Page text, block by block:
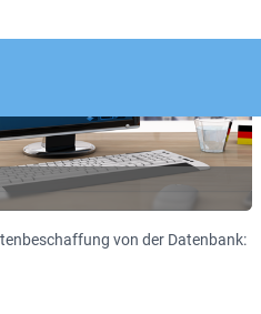
von der Datenbank: